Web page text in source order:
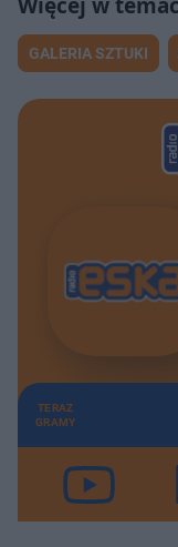
GALERIA SZTUKI
TERAZ
GRAMY